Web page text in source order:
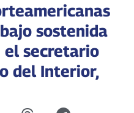
sostenida
el secretario
del Interior,